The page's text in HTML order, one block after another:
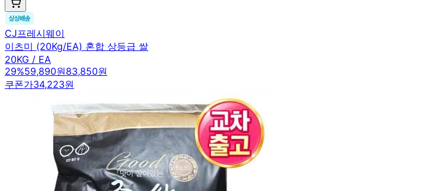
CJ프레시웨이
이츠미 (20Kg/EA) 혼합 상등급 쌀
20KG / EA
29%59,890원83,850원
쿠폰가34,223원